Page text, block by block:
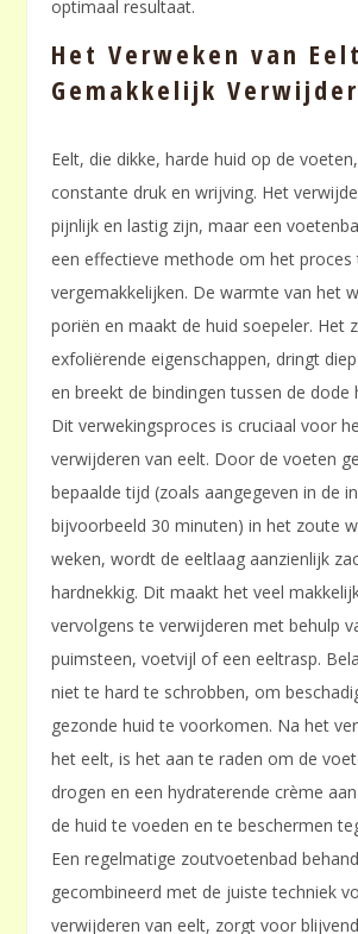
optimaal resultaat.
Het Verweken van
Gemakkelijk
Eelt, die dikke, harde huid op de
constante druk en wrijving. Het
pijnlijk en lastig zijn, maar een
een effectieve methode om het proces
vergemakkelijken. De warmte van het
poriën en maakt de huid soepeler. Het
exfoliërende eigenschappen, dringt
en breekt de bindingen tussen de dode
Dit verwekingsproces is cruciaal voor
verwijderen van eelt. Door de voeten
bepaalde tijd (zoals aangegeven in de
bijvoorbeeld 30 minuten) in het zoute
weken, wordt de eeltlaag aanzienlijk
hardnekkig. Dit maakt het veel
vervolgens te verwijderen met behulp
puimsteen, voetvijl of een eeltrasp.
niet te hard te schrobben, om
gezonde huid te voorkomen. Na het
het eelt, is het aan te raden om de
drogen en een hydraterende crème
de huid te voeden en te beschermen
Een regelmatige zoutvoetenbad
gecombineerd met de juiste techniek
verwijderen van eelt, zorgt voor